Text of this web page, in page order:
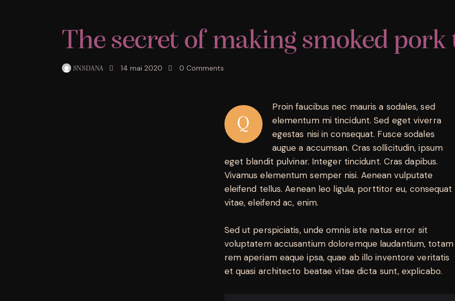
The secret of making smoked
SNSDANA 14 mai 2020 0 Comments
Q
Proin faucibus nec mauris a sodales, sed
elementum mi tincidunt. Sed eget viverra
egestas nisi in consequat. Fusce sodales
augue a accumsan. Cras sollicitudin, ipsum
eget blandit pulvinar. Integer tincidunt. Cras dapibus.
Vivamus elementum semper nisi. Aenean vulputate
eleifend tellus. Aenean leo ligula, porttitor eu, consequat
vitae, eleifend ac, enim.
Sed ut perspiciatis, unde omnis iste natus error sit
voluptatem accusantium doloremque laudantium, totam
rem aperiam eaque ipsa, quae ab illo inventore veritatis
et quasi architecto beatae vitae dicta sunt, explicabo.